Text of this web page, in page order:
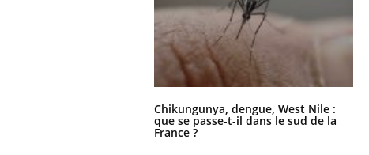
Chikungunya, dengue, West Nile :
que se passe-t-il dans le sud de la
France ?